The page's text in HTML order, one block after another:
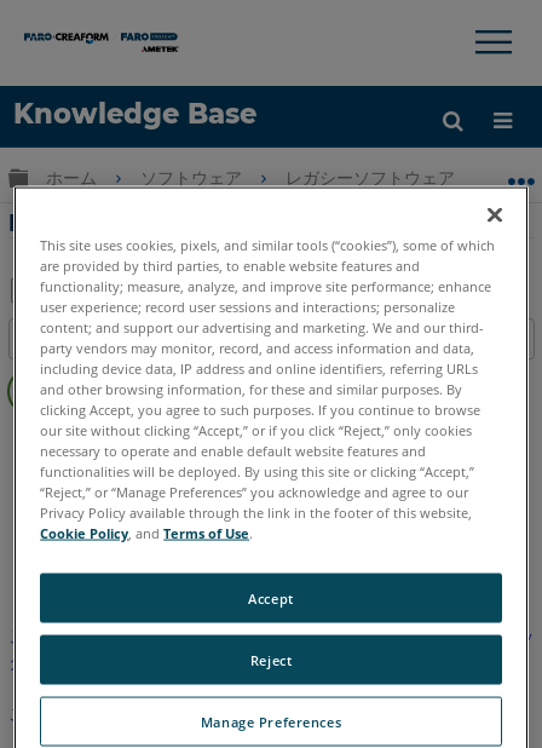
Knowledge Base
言語
×
グローバル階層を展開/折りたたむ
ホーム ソフトウェア レガシーソフトウェア レ
PointSense Pro ＆Basicの機能比較
PDF
と
し
て
目次
ッ
PointSense Pro Basic
英語
この記事は翻訳されていません。英語版を見るにはここをクリッ
クしてください。
このページのトップへ
This site uses cookies, pixels, and similar tools (“cookies”), some of which
are provided by third parties, to enable website features and
functionality; measure, analyze, and improve site performance; enhance
user experience; record user sessions and interactions; personalize
content; and support our advertising and marketing. We and our third-
party vendors may monitor, record, and access information and data,
including device data, IP address and online identifiers, referring URLs
and other browsing information, for these and similar purposes. By
clicking Accept, you agree to such purposes. If you continue to browse
our site without clicking “Accept,” or if you click “Reject,” only cookies
necessary to operate and enable default website features and
functionalities will be deployed. By using this site or clicking “Accept,”
“Reject,” or “Manage Preferences” you acknowledge and agree to our
Privacy Policy available through the link in the footer of this website,
Cookie Policy , andTerms of Use.
Manage Preferences
Reject
Accept